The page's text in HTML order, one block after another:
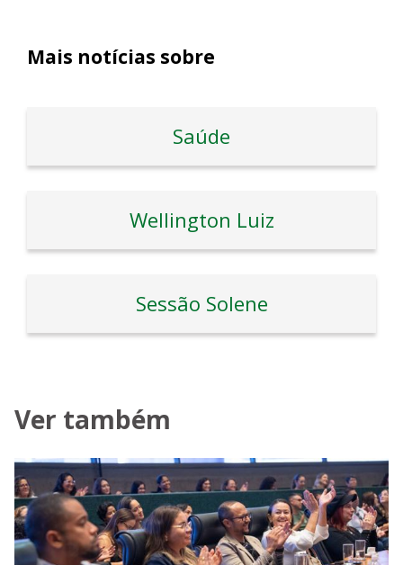
Mais notícias sobre
Saúde
Wellington Luiz
Sessão Solene
Ver também